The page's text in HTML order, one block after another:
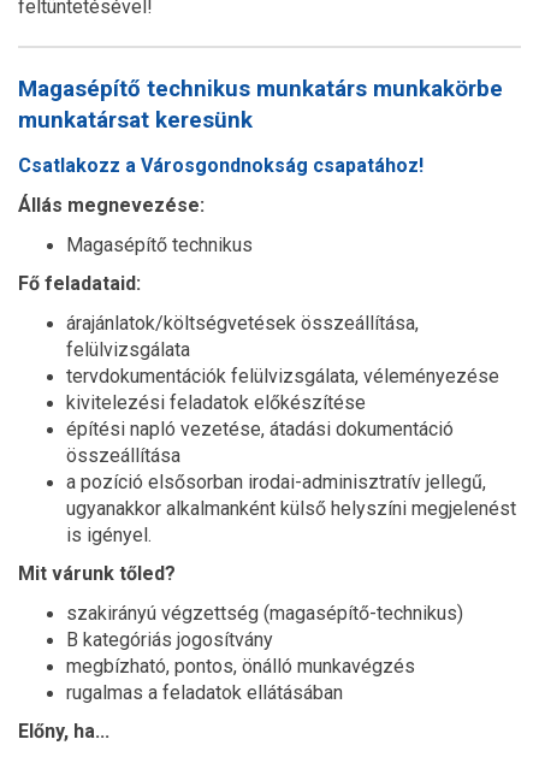
feltüntetésével!
Magasépítő technikus munkatárs munkakörbe
munkatársat keresünk
Csatlakozz a Városgondnokság csapatához!
Állás megnevezése:
Magasépítő technikus
Fő feladataid:
árajánlatok/költségvetések összeállítása,
felülvizsgálata
tervdokumentációk felülvizsgálata, véleményezése
kivitelezési feladatok előkészítése
építési napló vezetése, átadási dokumentáció
összeállítása
a pozíció elsősorban irodai-adminisztratív jellegű,
ugyanakkor alkalmanként külső helyszíni megjelenést
is igényel.
Mit várunk tőled?
szakirányú végzettség (magasépítő-technikus)
B kategóriás jogosítvány
megbízható, pontos, önálló munkavégzés
rugalmas a feladatok ellátásában
Előny, ha...